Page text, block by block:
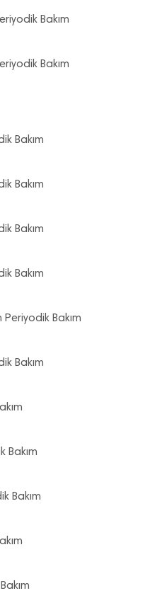
Bakım
Bakım
Bakım
Bakım
Bakım
Bakım
Bakım
Bakım
Bakım
Bakım